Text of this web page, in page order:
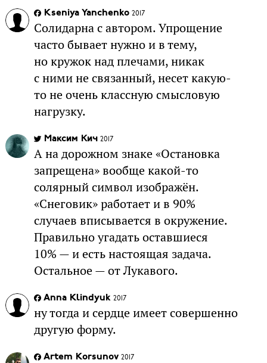
Kseniya Yanchenko 2017
Солидарна с автором. Упрощение
часто бывает нужно и в тему,
но кружок над плечами, никак
с ними не связанный, несет какую-
то не очень классную смысловую
нагрузку.
Максим Кич 2017
А на дорожном знаке «Остановка
запрещена» вообще какой-то
солярный символ изображён.
«Снеговик» работает и в 90%
случаев вписывается в окружение.
Правильно угадать оставшиеся
10% — и есть настоящая задача.
Остальное — от Лукавого.
Anna Klindyuk 2017
ну тогда и сердце имеет совершенно
другую форму.
Artem Korsunov 2017